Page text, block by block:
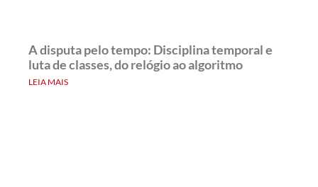
A disputa pelo tempo: Disciplina temporal e
luta de classes, do relógio ao algoritmo
LEIA MAIS